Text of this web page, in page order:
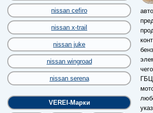
nissan cefiro
nissan x-trail
nissan juke
nissan wingroad
nissan serena
VEREI-Марки